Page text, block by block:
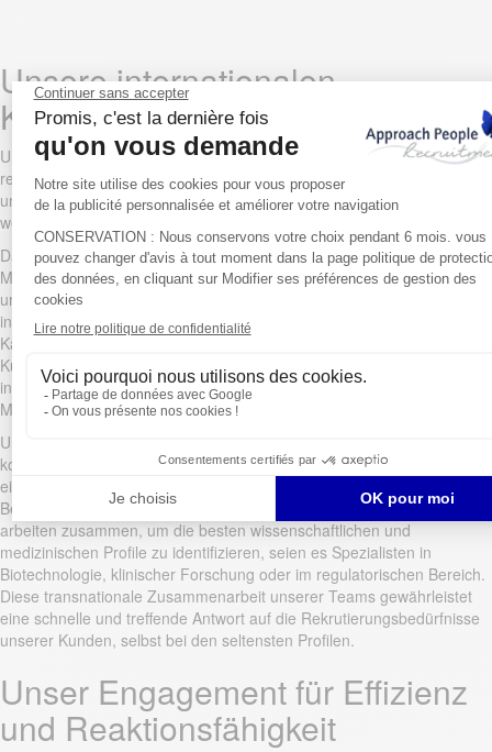
Unsere internationalen
Kooperationen und Erfolge
Unsere europäischen und internationalen Kooperationen mit
renommierten Unternehmen und globalen Marktführern zeugen von
unserer Fähigkeit, die gefragtesten Talente auf einem besonders
wettbewerbsintensiven Markt zu identifizieren.
Dank unserer weltweiten Präsenz mit Büros in Dublin, Paris, Lyon,
Marseille, Genf, Zürich, Dubai und Berlin verfügen wir über eine
umfassende Marktkenntnis im Bereich Gesundheitstalente. Diese
internationale Aufstellung ermöglicht uns den Zugang zu qualifizierten
Kandidatenpools in verschiedenen Regionen und bietet unseren
Kunden damit grenzüberschreitende Rekrutierungslösungen, die
insbesondere auf wachsende Pharmaunternehmen und Hersteller von
Medizinprodukten zugeschnitten sind.
Unsere branchenspezifische Expertise in der Gesundheitsindustrie,
kombiniert mit unserem internationalen Netzwerk, positioniert uns als
einen führenden Partner für komplexe Rekrutierungen. Unsere
Berater, die in Lyon, Paris und in unseren weiteren Büros tätig sind,
arbeiten zusammen, um die besten wissenschaftlichen und
medizinischen Profile zu identifizieren, seien es Spezialisten in
Biotechnologie, klinischer Forschung oder im regulatorischen Bereich.
Diese transnationale Zusammenarbeit unserer Teams gewährleistet
eine schnelle und treffende Antwort auf die Rekrutierungsbedürfnisse
unserer Kunden, selbst bei den seltensten Profilen.
Unser Engagement für Effizienz
und Reaktionsfähigkeit